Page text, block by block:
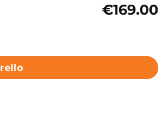
€169.00
quantità